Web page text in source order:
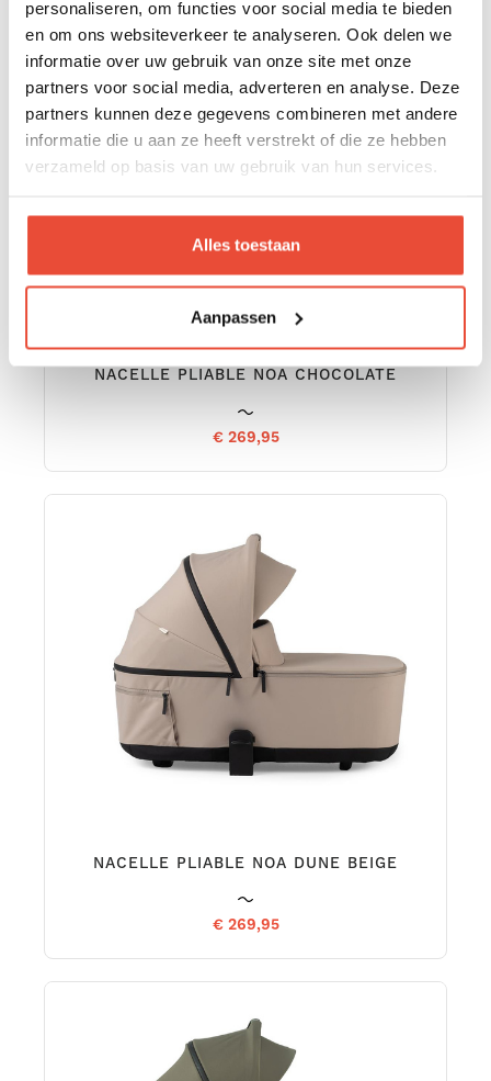
personaliseren, om functies voor social media te bieden
en om ons websiteverkeer te analyseren. Ook delen we
informatie over uw gebruik van onze site met onze
partners voor social media, adverteren en analyse. Deze
partners kunnen deze gegevens combineren met andere
informatie die u aan ze heeft verstrekt of die ze hebben
verzameld op basis van uw gebruik van hun services.
Alles toestaan
Aanpassen
NACELLE PLIABLE NOA CHOCOLATE
€ 269,95
NACELLE PLIABLE NOA DUNE BEIGE
€ 269,95